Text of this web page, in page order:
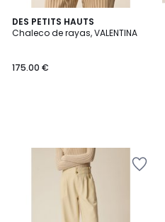
DES PETITS HAUTS
Chaleco de rayas, VALENTINA
175.00 €